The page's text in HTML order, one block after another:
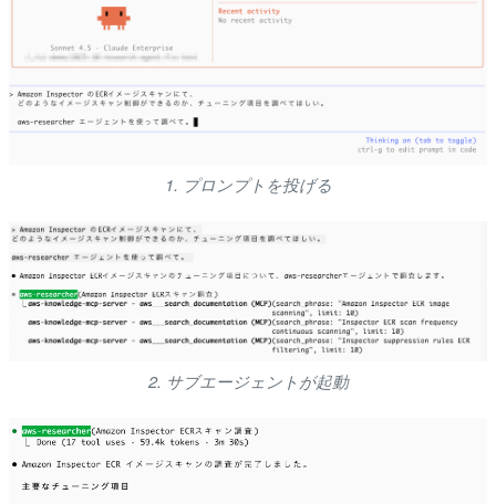
1. プロンプトを投げる
2. サブエージェントが起動